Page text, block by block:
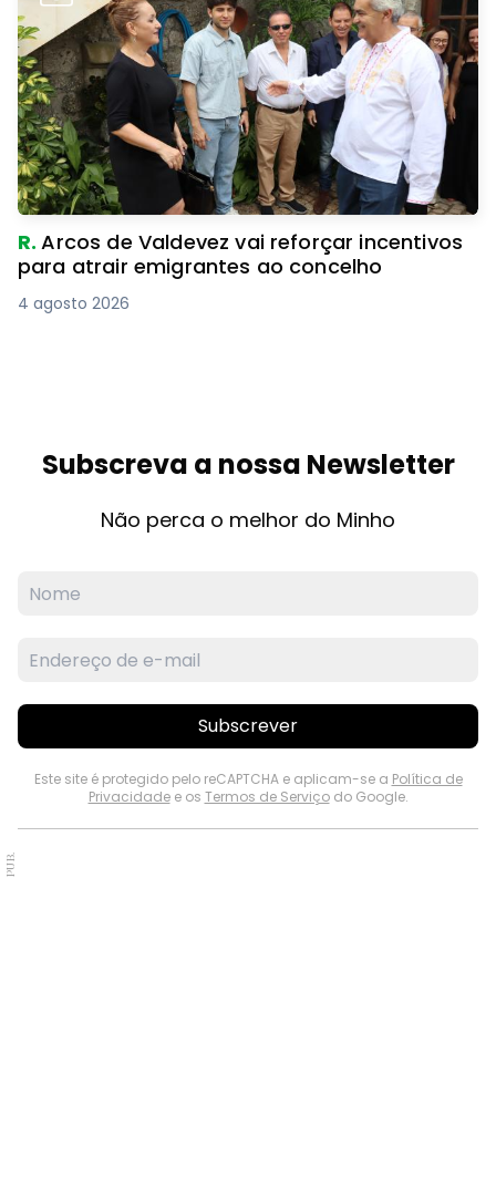
R.Arcos de Valdevez vai reforçar incentivos
para atrair emigrantes ao concelho
4 agosto 2026
Subscreva a nossa Newsletter
Não perca o melhor do Minho
Subscrever
Este site é protegido pelo reCAPTCHA e aplicam-se a Política de
Privacidadee os Termos de Serviçodo Google.
PUB.